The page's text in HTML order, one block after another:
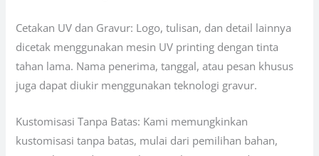
Cetakan UV dan Gravur: Logo, tulisan, dan detail lainnya
dicetak menggunakan mesin UV printing dengan tinta
tahan lama. Nama penerima, tanggal, atau pesan khusus
juga dapat diukir menggunakan teknologi gravur.
Kustomisasi Tanpa Batas: Kami memungkinkan
kustomisasi tanpa batas, mulai dari pemilihan bahan,